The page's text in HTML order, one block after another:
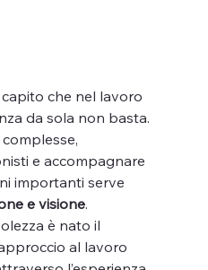
che nel lavoro
da sola non basta.
e accompagnare
importanti serve
e visione.
è nato il
al lavoro